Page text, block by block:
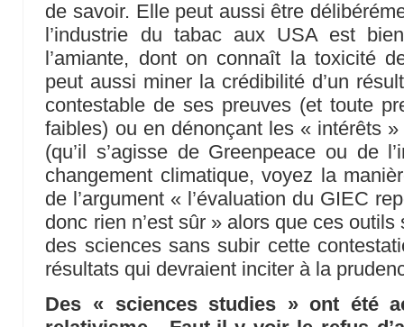
de savoir. Elle peut aussi être
l’industrie du tabac aux USA est
l’amiante, dont on connaît la toxicité
peut aussi miner la crédibilité d’un
contestable de ses preuves (et toute
faibles) ou en dénonçant les « intérêts
(qu’il s’agisse de Greenpeace ou de
changement climatique, voyez la
de l’argument « l’évaluation du GIEC
donc rien n’est sûr » alors que ces
des sciences sans subir cette
résultats qui devraient inciter à la
Des « sciences studies » ont été